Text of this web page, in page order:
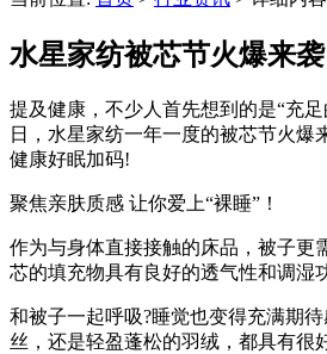
水星家纺被芯节火爆来
提及健康，不少人首先想到的是“充
日，水星家纺一年一度的被芯节火爆
健康好眠加码!
聚焦亲肤质感 让你爱上“裸睡”！
作为与身体直接接触的床品，被子更
芯的填充物具有良好的透气性和调湿
和被子一起呼吸?睡觉也变得充满期
丝，还是轻盈蓬松的羽绒，都具有很